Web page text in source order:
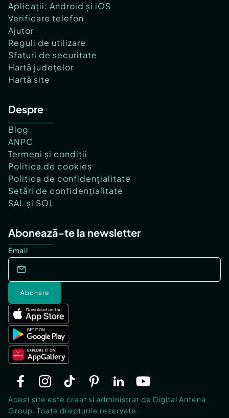
Aplicații: Android și iOS
Verificare telefon
Ajutor
Reguli de utilizare
Sfaturi de securitate
Hartă județelor
Hartă site
Despre
Blog
ANPC
Termeni și condiții
Politica de cookies
Politica de confidențialitate
Setări de confidențialitate
SAL și SOL
Abonează-te la newsletter
Email
Abonare
Acest site este creat si administrat de Digital Antena
Group. Toate drepturile rezervate.